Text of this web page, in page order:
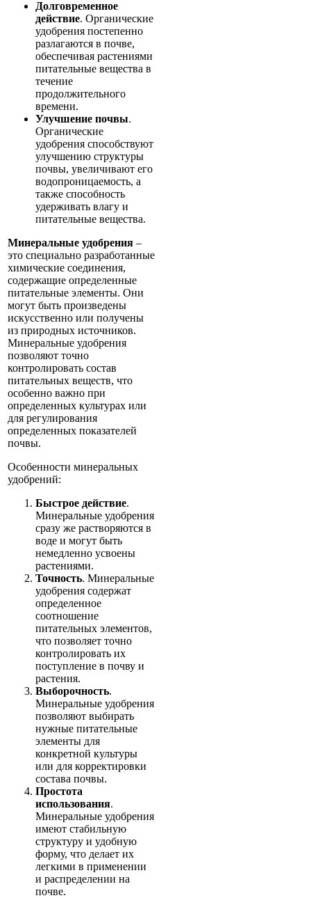
Долговременное
действие. Органические
удобрения постепенно
разлагаются в почве,
обеспечивая растениями
питательные вещества в
течение
продолжительного
времени.
Улучшение почвы.
Органические
удобрения способствуют
улучшению структуры
почвы, увеличивают его
водопроницаемость, а
также способность
удерживать влагу и
питательные вещества.
Минеральные удобрения –
это специально разработанные
химические соединения,
содержащие определенные
питательные элементы. Они
могут быть произведены
искусственно или получены
из природных источников.
Минеральные удобрения
позволяют точно
контролировать состав
питательных веществ, что
особенно важно при
определенных культурах или
для регулирования
определенных показателей
почвы.
Особенности минеральных
удобрений:
Быстрое действие.
Минеральные удобрения
сразу же растворяются в
воде и могут быть
немедленно усвоены
растениями.
Точность. Минеральные
удобрения содержат
определенное
соотношение
питательных элементов,
что позволяет точно
контролировать их
поступление в почву и
растения.
Выборочность.
Минеральные удобрения
позволяют выбирать
нужные питательные
элементы для
конкретной культуры
или для корректировки
состава почвы.
Простота
использования.
Минеральные удобрения
имеют стабильную
структуру и удобную
форму, что делает их
легкими в применении
и распределении на
почве.